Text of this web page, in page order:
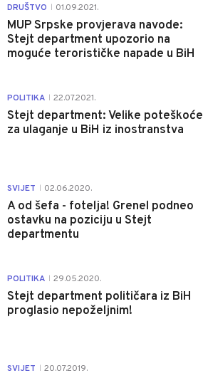
DRUŠTVO 01.09.2021.
MUP Srpske provjerava navode:
Stejt department upozorio na
moguće terorističke napade u BiH
POLITIKA 22.07.2021.
Stejt department: Velike poteškoće
za ulaganje u BiH iz inostranstva
SVIJET 02.06.2020.
A od šefa - fotelja! Grenel podneo
ostavku na poziciju u Stejt
departmentu
POLITIKA 29.05.2020.
Stejt department političara iz BiH
proglasio nepoželjnim!
SVIJET 20.07.2019.